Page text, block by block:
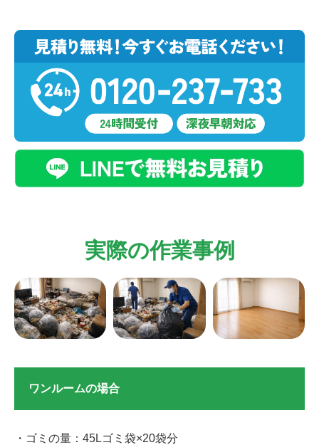
実際の作業事例
ワンルームの場合
・ゴミの量：45Lゴミ袋×20袋分